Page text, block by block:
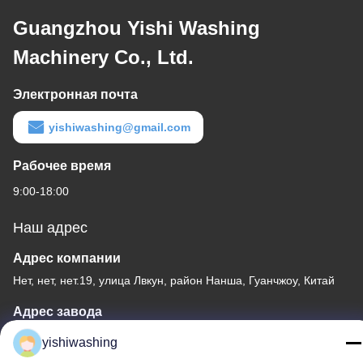
Guangzhou Yishi Washing
Machinery Co., Ltd.
Электронная почта
yishiwashing@gmail.com
Рабочее время
9:00-18:00
Наш адрес
Адрес компании
Нет, нет, нет.19, улица Лвкун, район Нанша, Гуанчжоу, Китай
Адрес завода
Нет, нет, нет.19, улица Лвкун, район Нанша, Гуанчжоу, Китай
yishiwashing